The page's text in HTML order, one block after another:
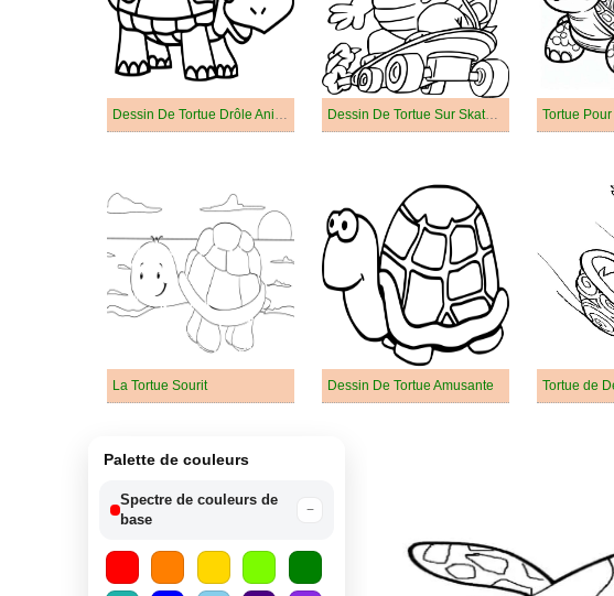
Dessin De Tortue Drôle Animé Dessin De Tortue Sur Skateboard
La Tortue Sourit Dessin De Tortue Amusante Tortue de
Palette de couleurs
Spectre de couleurs de
base
−